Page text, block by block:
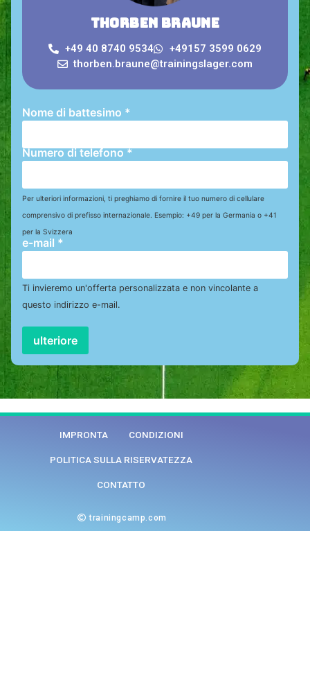
Thorben Braune
+49 40 8740 9534
+49157 3599 0629
thorben.braune@trainingslager.com
Nome di battesimo *
Numero di telefono*
Per ulteriori informazioni, ti preghiamo di fornire il tuo numero di cellulare
comprensivo di prefisso internazionale. Esempio: +49 per la Germania o +41
per la Svizzera
e-mail *
Ti invieremo un'offerta personalizzata e non vincolante a
questo indirizzo e-mail.
ulteriore
IMPRONTA CONDIZIONI
POLITICA SULLA RISERVATEZZA
CONTATTO
trainingcamp.com